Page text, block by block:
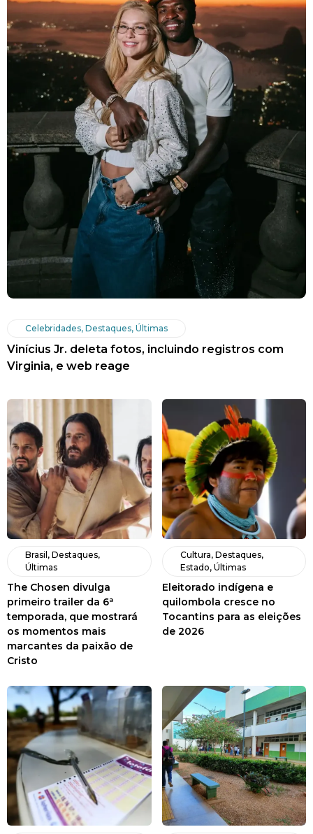
Celebridades, Destaques, Últimas
Vinícius Jr. deleta fotos, incluindo registros com
Virginia, e web reage
Brasil, Destaques,
Últimas
The Chosen divulga
primeiro trailer da 6ª
temporada, que mostrará
os momentos mais
marcantes da paixão de
Cristo
Cultura, Destaques,
Estado, Últimas
Eleitorado indígena e
quilombola cresce no
Tocantins para as eleições
de 2026